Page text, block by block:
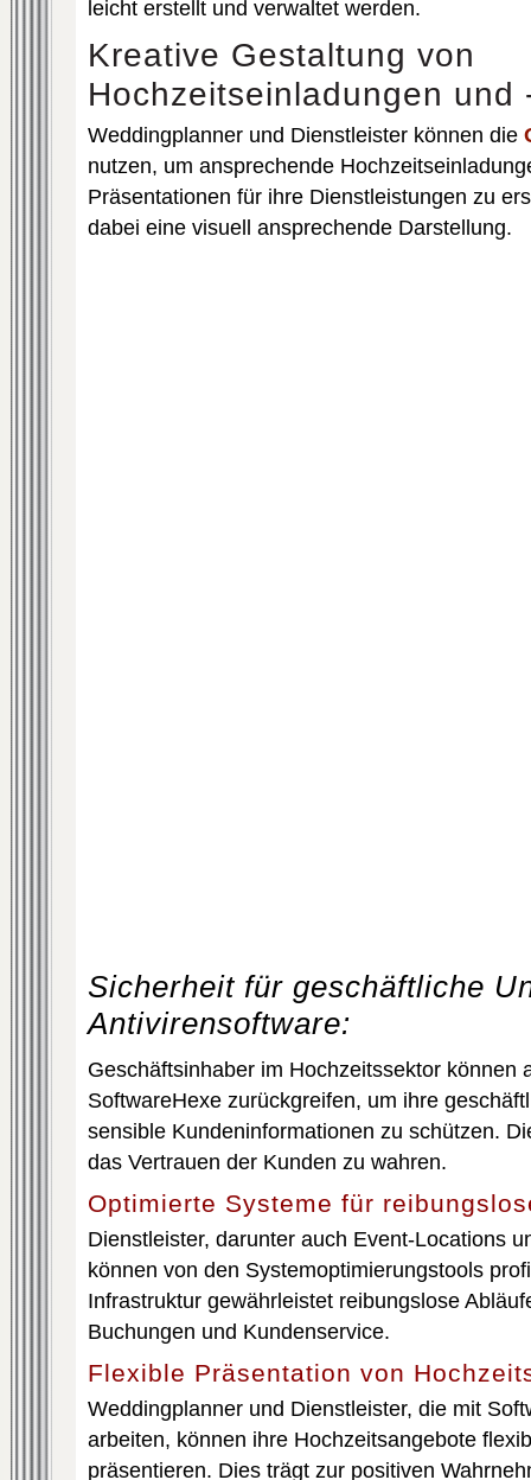
leicht erstellt und verwaltet werden.
Kreative Gestaltung von
Hochzeitseinladungen und
Weddingplanner und Dienstleister können die
nutzen, um ansprechende
Präsentationen für ihre Dienstleistungen zu
dabei eine visuell ansprechende Darstellung.
Sicherheit für geschäftliche
Antivirensoftware:
Geschäftsinhaber im Hochzeitssektor können
SoftwareHexe zurückgreifen, um ihre
sensible Kundeninformationen zu schützen.
das Vertrauen der Kunden zu wahren.
Optimierte Systeme für
Dienstleister, darunter auch Event-Locations
können von den Systemoptimierungstools
Infrastruktur gewährleistet reibungslose
Buchungen und Kundenservice.
Flexible Präsentation von
Weddingplanner und Dienstleister, die mit
arbeiten, können ihre Hochzeitsangebote
präsentieren. Dies trägt zur positiven